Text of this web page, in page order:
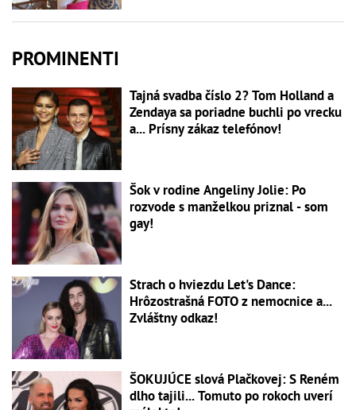
PROMINENTI
Tajná svadba číslo 2? Tom Holland a
Zendaya sa poriadne buchli po vrecku
a... Prísny zákaz telefónov!
Šok v rodine Angeliny Jolie: Po
rozvode s manželkou priznal - som
gay!
Strach o hviezdu Let's Dance:
Hrôzostrašná FOTO z nemocnice a...
Zvláštny odkaz!
ŠOKUJÚCE slová Plačkovej: S Reném
dlho tajili... Tomuto po rokoch uverí